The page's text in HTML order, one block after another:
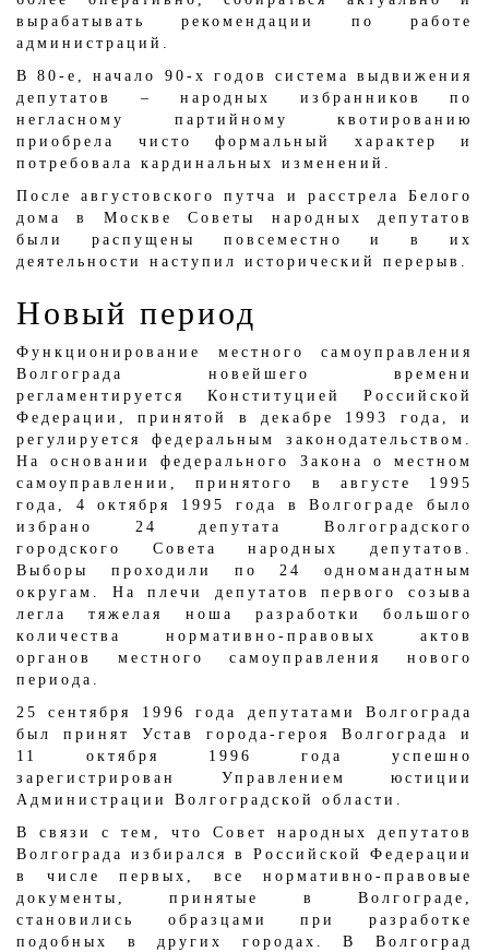
вырабатывать рекомендации по работе
администраций.
В 80-е, начало 90-х годов система выдвижения
депутатов – народных избранников по
негласному партийному квотированию
приобрела чисто формальный характер и
потребовала кардинальных изменений.
После августовского путча и расстрела Белого
дома в Москве Советы народных депутатов
были распущены повсеместно и в их
деятельности наступил исторический перерыв.
Новый период
Функционирование местного самоуправления
Волгограда новейшего времени
регламентируется Конституцией Российской
Федерации, принятой в декабре 1993 года, и
регулируется федеральным законодательством.
На основании федерального Закона о местном
самоуправлении, принятого в августе 1995
года, 4 октября 1995 года в Волгограде было
избрано 24 депутата Волгоградского
городского Совета народных депутатов.
Выборы проходили по 24 одномандатным
округам. На плечи депутатов первого созыва
легла тяжелая ноша разработки большого
количества нормативно-правовых актов
органов местного самоуправления нового
периода.
25 сентября 1996 года депутатами Волгограда
был принят Устав города-героя Волгограда и
11 октября 1996 года успешно
зарегистрирован Управлением юстиции
Администрации Волгоградской области.
В связи с тем, что Совет народных депутатов
Волгограда избирался в Российской Федерации
в числе первых, все нормативно-правовые
документы, принятые в Волгограде,
становились образцами при разработке
подобных в других городах. В Волгоград